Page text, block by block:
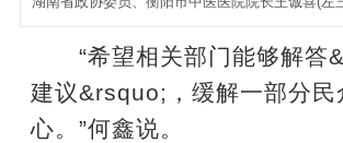
“希望相关部门能够解答
建议&rsquo;，缓解一部分民
心。”何鑫说。